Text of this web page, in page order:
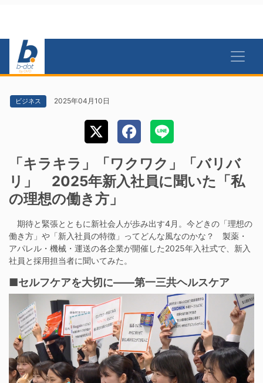
ビジネス 2025年04月10日
「キラキラ」「ワクワク」「バリバ
リ」 2025年新入社員に聞いた「私
の理想の働き方」
期待と緊張とともに新社会人が歩み出す4月。今どきの「理想の
働き方」や「新入社員の特徴」ってどんな風なのかな？ 製薬・
アパレル・機械・運送の各企業が開催した2025年入社式で、新入
社員と採用担当者に聞いてみた。
■セルフケアを大切に——第一三共ヘルスケア